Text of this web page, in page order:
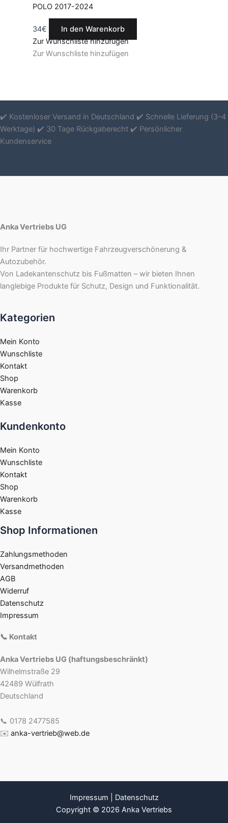
POLO 2017-2024
34€
In den Warenkorb
Zur Wunschliste hinzufügen
Zur Wunschliste hinzufügen
✔️ Kostenloser Versand in Deutschland ✔️ Schnelle Lieferung (3–4
Werktage) ✔️ 30 Tage Rückgaberecht ✔️ Persönlicher
Kundenservice
Anka Vertriebs UG
Ihr Partner für hochwertige Fahrzeugverschönerung &
Autozubehör.
Von Ladekantenschutz bis Fußmatten – wir bieten Ihnen
langlebige Produkte für Schutz, Design und Funktionalität.
Kategorien
Mein Konto
Wunschliste
Kontakt
Shop
Warenkorb
Kasse
Kundenkonto
Mein Konto
Wunschliste
Kontakt
Shop
Warenkorb
Kasse
Shop Informationen
Zahlungsmethoden
Versandmethoden
AGB
Widerruf
Datenschutz
Impressum
📞 Kontakt
Anka Vertriebs UG (haftungsbeschränkt)
Wilhelmstraße 29
42489 Wülfrath
Deutschland
📞 0178 2477585
✉️ anka-vertrieb@web.de
Impressum
Datenschutz
Copyright © 2026 Anka Vertriebs